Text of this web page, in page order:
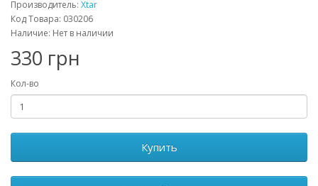
Производитель: Xtar
Код Товара: 030206
Наличие: Нет в наличии
330 грн
Кол-во
Купить